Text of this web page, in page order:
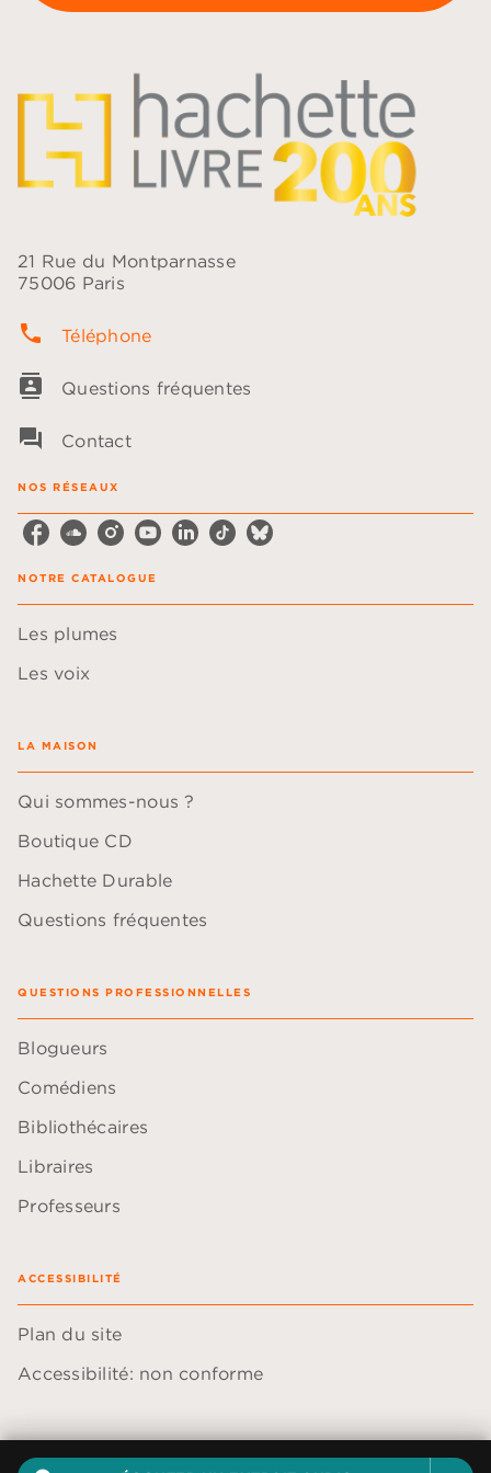
21 Rue du Montparnasse
75006 Paris
phone Téléphone
contacts Questions fréquentes
question_answer Contact
NOS RÉSEAUX
NOTRE CATALOGUE
Les plumes
Les voix
LA MAISON
Qui sommes-nous ?
Boutique CD
Hachette Durable
Questions fréquentes
QUESTIONS PROFESSIONNELLES
Blogueurs
Comédiens
Bibliothécaires
Libraires
Professeurs
ACCESSIBILITÉ
Plan du site
Accessibilité: non conforme